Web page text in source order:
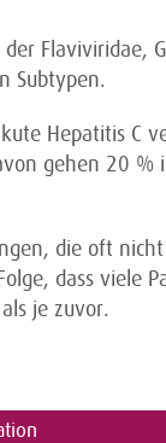
Flaviviridae,
Subtypen.
Hepatitis C
gehen 20 %
die oft
dass viele
je zuvor.